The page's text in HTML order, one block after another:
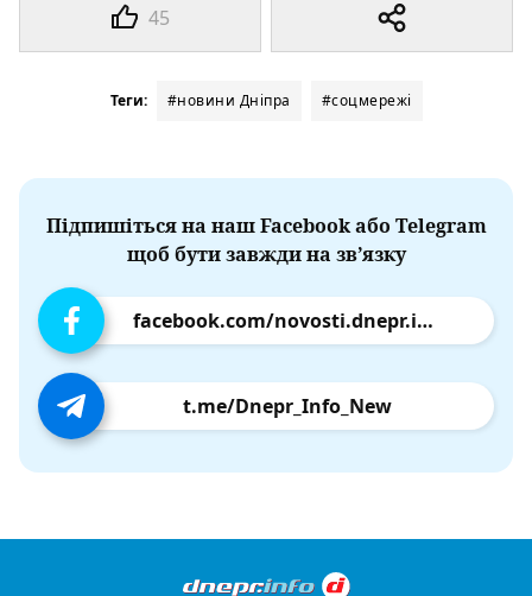
45
Теги: #новини Дніпра #соцмережі
Підпишіться на наш Facebook або Telegram
щоб бути завжди на зв’язку
facebook.com/novosti.dnepr.info
t.me/Dnepr_Info_New